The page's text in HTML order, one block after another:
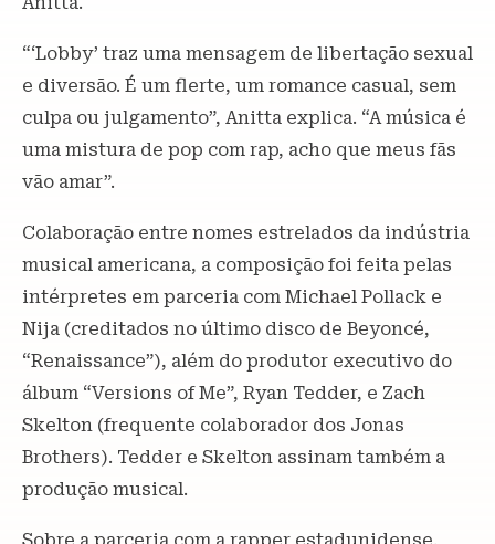
“‘Lobby’ traz uma mensagem de libertação sexual
e diversão. É um flerte, um romance casual, sem
culpa ou julgamento”, Anitta explica. “A música é
uma mistura de pop com rap, acho que meus fãs
vão amar”.
Colaboração entre nomes estrelados da indústria
musical americana, a composição foi feita pelas
intérpretes em parceria com Michael Pollack e
Nija (creditados no último disco de Beyoncé,
“Renaissance”), além do produtor executivo do
álbum “Versions of Me”, Ryan Tedder, e Zach
Skelton (frequente colaborador dos Jonas
Brothers). Tedder e Skelton assinam também a
produção musical.